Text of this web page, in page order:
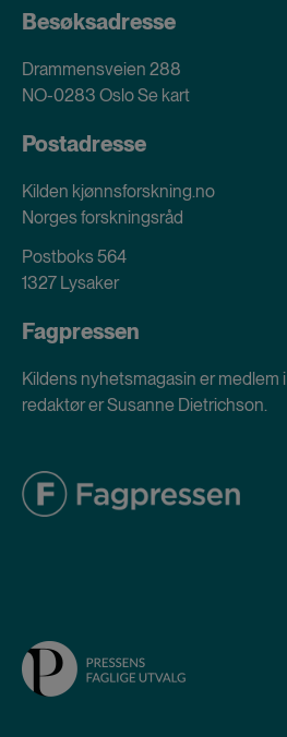
Besøksadresse
Drammensveien 288
NO-0283 OsloSe kart
Postadresse
Kilden kjønnsforskning.no
Norges forskningsråd
Postboks 564
1327 Lysaker
Fagpressen
Kildens nyhetsmagasin er medlem i
redaktør er Susanne Dietrichson.